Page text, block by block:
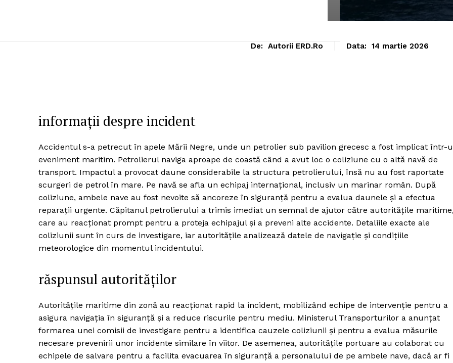
De: Autorii ERD.ro Data: 14 martie 2026
informații despre incident
Accidentul s-a petrecut în apele Mării Negre, unde un petrolier sub pavilion grecesc a fost implicat într-
eveniment maritim. Petrolierul naviga aproape de coastă când a avut loc o coliziune cu o altă navă de
transport. Impactul a provocat daune considerabile la structura petrolierului, însă nu au fost raportate
scurgeri de petrol în mare. Pe navă se afla un echipaj internațional, inclusiv un marinar român. După
coliziune, ambele nave au fost nevoite să ancoreze în siguranță pentru a evalua daunele și a efectua
reparații urgente. Căpitanul petrolierului a trimis imediat un semnal de ajutor către autoritățile
care au reacționat prompt pentru a proteja echipajul și a preveni alte accidente. Detaliile exacte ale
coliziunii sunt în curs de investigare, iar autoritățile analizează datele de navigație și condițiile
meteorologice din momentul incidentului.
răspunsul autorităților
Autoritățile maritime din zonă au reacționat rapid la incident, mobilizând echipe de intervenție pentru a
asigura navigația în siguranță și a reduce riscurile pentru mediu. Ministerul Transporturilor a anunțat
formarea unei comisii de investigare pentru a identifica cauzele coliziunii și pentru a evalua măsurile
necesare prevenirii unor incidente similare în viitor. De asemenea, autoritățile portuare au colaborat cu
echipele de salvare pentru a facilita evacuarea în siguranță a personalului de pe ambele nave, dacă ar fi